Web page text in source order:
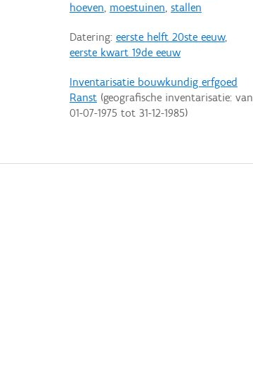
hoeven, moestuinen, stallen
Datering: eerste helft 20ste eeuw,
eerste kwart 19de eeuw
Inventarisatie bouwkundig erfgoed
Ranst(geografische inventarisatie: van
01-07-1975 tot 31-12-1985)